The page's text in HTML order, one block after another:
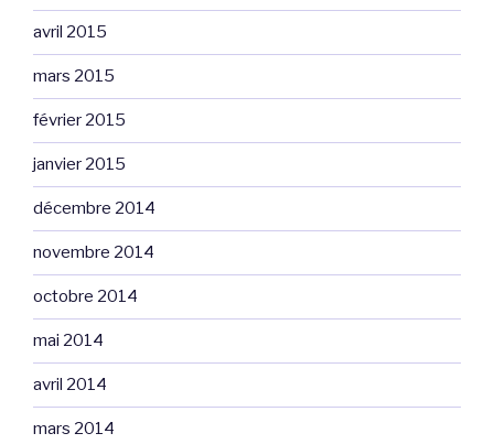
avril 2015
mars 2015
février 2015
janvier 2015
décembre 2014
novembre 2014
octobre 2014
mai 2014
avril 2014
mars 2014